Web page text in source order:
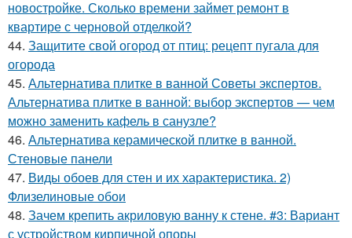
новостройке. Сколько времени займет ремонт в
квартире с черновой отделкой?
44. Защитите свой огород от птиц: рецепт пугала для
огорода
45. Альтернатива плитке в ванной Советы экспертов.
Альтернатива плитке в ванной: выбор экспертов — чем
можно заменить кафель в санузле?
46. Альтернатива керамической плитке в ванной.
Стеновые панели
47. Виды обоев для стен и их характеристика. 2)
Флизелиновые обои
48. Зачем крепить акриловую ванну к стене. #3: Вариант
с устройством кирпичной опоры